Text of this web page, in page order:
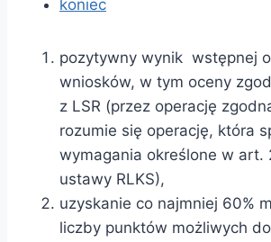
koniec
pozytywny wynik wstępnej
wniosków, w tym oceny
z LSR (przez operację
rozumie się operację, która
wymagania określone w art.
ustawy RLKS),
uzyskanie co najmniej 60%
liczby punktów możliwych